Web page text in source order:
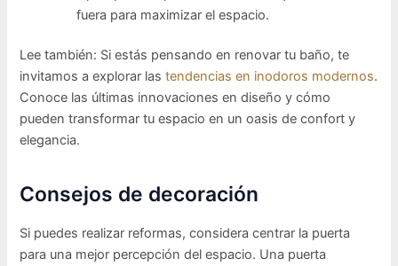
fuera para maximizar el espacio.
Lee también: Si estás pensando en renovar tu baño, te
invitamos a explorar lastendencias en inodoros modernos.
Conoce las últimas innovaciones en diseño y cómo
pueden transformar tu espacio en un oasis de confort y
elegancia.
Consejos de decoración
Si puedes realizar reformas, considera centrar la puerta
para una mejor percepción del espacio. Una puerta